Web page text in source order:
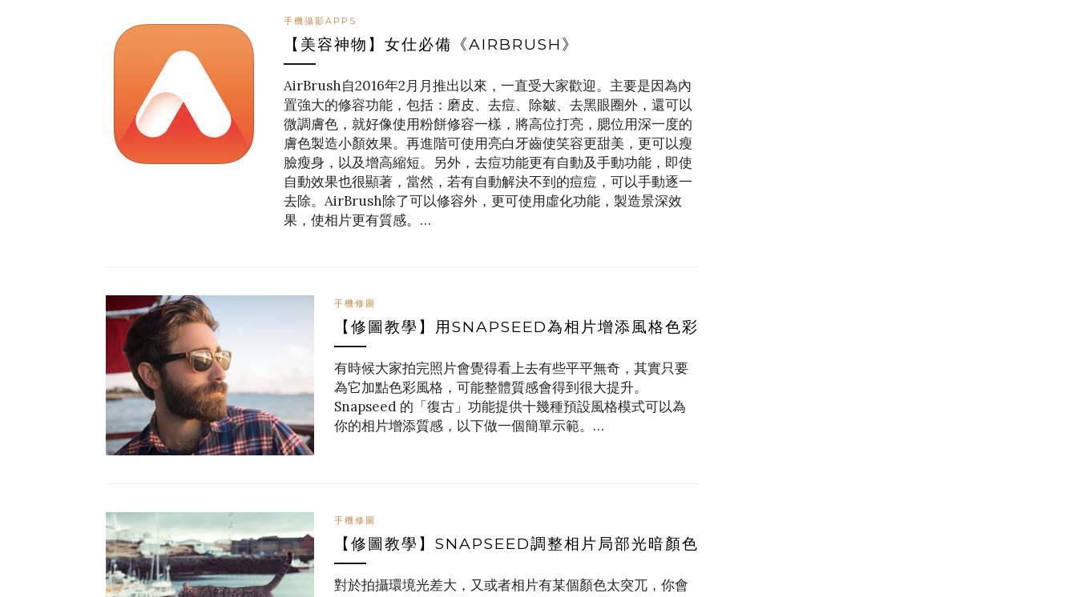
手機攝影APPS
【美容神物】女仕必備《AIRBRUSH》
AirBrush自2016年2月月推出以來，一直受大家歡迎。主要是因為內
置強大的修容功能，包括：磨皮、去痘、除皺、去黑眼圈外，還可以
微調膚色，就好像使用粉餅修容一樣，將高位打亮，腮位用深一度的
膚色製造小顏效果。再進階可使用亮白牙齒使笑容更甜美，更可以瘦
臉瘦身，以及增高縮短。另外，去痘功能更有自動及手動功能，即使
自動效果也很顯著，當然，若有自動解決不到的痘痘，可以手動逐一
去除。AirBrush除了可以修容外，更可使用虛化功能，製造景深效
果，使相片更有質感。…
手機修圖
【修圖教學】用SNAPSEED為相片增添風格色彩
有時候大家拍完照片會覺得看上去有些平平無奇，其實只要
為它加點色彩風格，可能整體質感會得到很大提升。
Snapseed 的「復古」功能提供十幾種預設風格模式可以為
你的相片增添質感，以下做一個簡單示範。…
手機修圖
【修圖教學】SNAPSEED調整相片局部光暗顏色
對於拍攝環境光差大，又或者相片有某個顏色太突兀，你會